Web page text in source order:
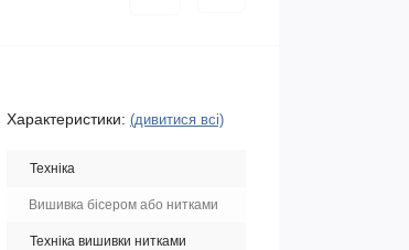
Характеристики: (дивитися всі)
Техніка
Вишивка бісером або нитками
Техніка вишивки нитками